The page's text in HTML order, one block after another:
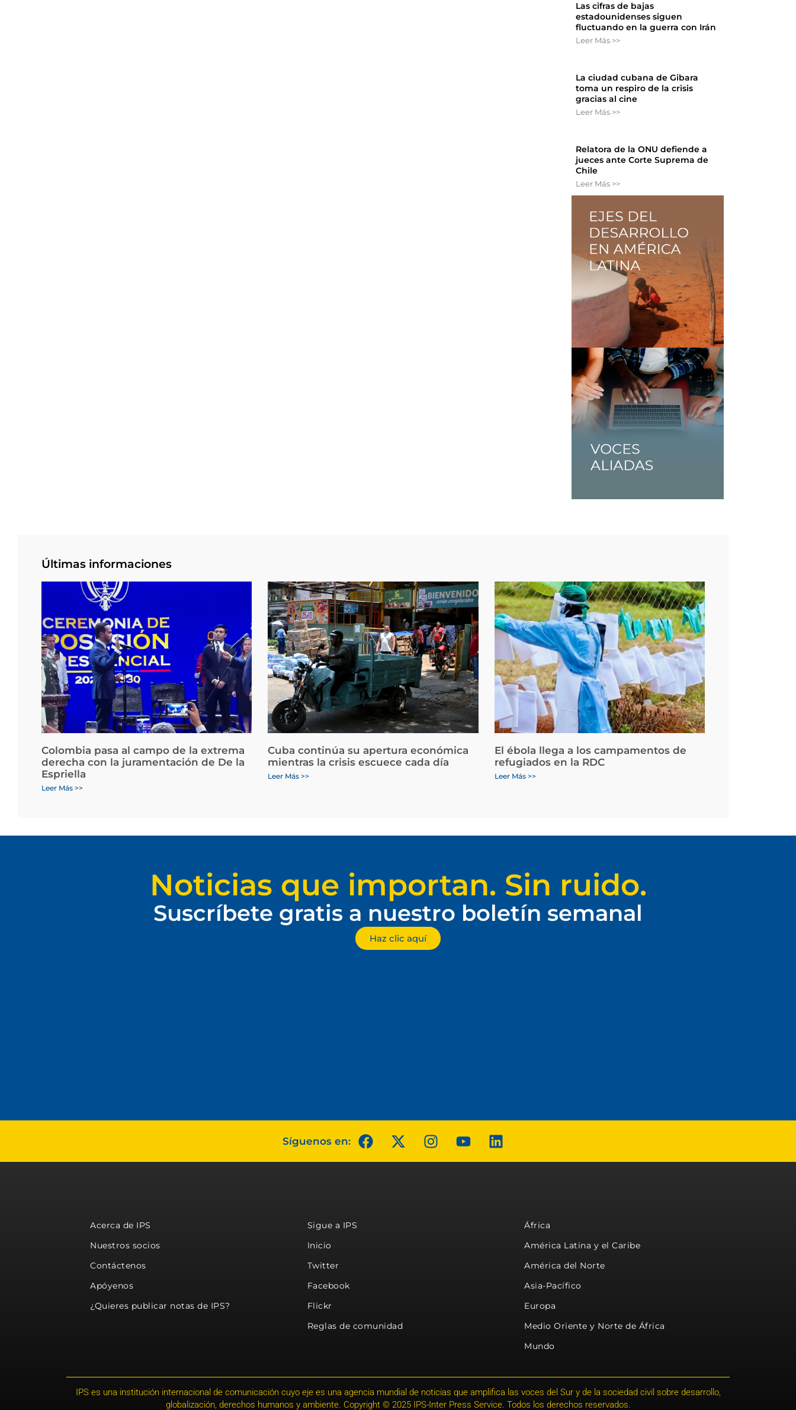
Las cifras de bajas
estadounidenses siguen
fluctuando en la guerra con Irán
Leer Más >>
La ciudad cubana de Gibara
toma un respiro de la crisis
gracias al cine
Leer Más >>
Relatora de la ONU defiende a
jueces ante Corte Suprema de
Chile
Leer Más >>
Últimas informaciones
Colombia pasa al campo de la extrema
derecha con la juramentación de De la
Espriella
Leer Más >>
Cuba continúa su apertura económica
mientras la crisis escuece cada día
Leer Más >>
El ébola llega a los campamentos de
refugiados en la RDC
Leer Más >>
Noticias que importan. Sin ruido.
Suscríbete gratis a nuestro boletín semanal
Haz clic aquí
Síguenos en:
Acerca de IPS
Nuestros socios
Contáctenos
Apóyenos
¿Quieres publicar notas de IPS?
Sigue a IPS
Inicio
Twitter
Facebook
Flickr
Reglas de comunidad
África
América Latina y el Caribe
América del Norte
Asia-Pacífico
Europa
Medio Oriente y Norte de África
Mundo
IPS es una institución internacional de comunicación cuyo eje es una agencia mundial de noticias que amplifica las voces del Sur y de la sociedad civil sobre desarrollo,
globalización, derechos humanos y ambiente. Copyright © 2025 IPS-Inter Press Service. Todos los derechos reservados.